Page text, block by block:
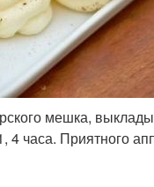
мешка,
4 часа. Приятного